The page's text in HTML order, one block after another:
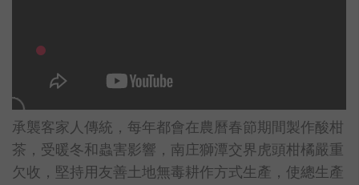
承襲客家人傳統，每年都會在農曆春節期間製作酸柑
茶，受暖冬和蟲害影響，南庄獅潭交界虎頭柑橘嚴重
欠收，堅持用友善土地無毒耕作方式生產，使總生產